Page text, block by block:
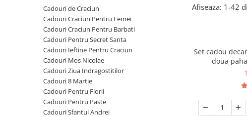
Cadouri Fete
Pentru Copilul din tine
Cadouri Haioase
Cadouri de Casa Noua
Cadouri Majorat
Cadouri pentru Nasi
Cadouri pentru Bunici
Cadouri pentru Prieteni
Cani si Termosuri
Jocuri si Puzzle
Produse pentru Calatorie
Seturi de caligrafie
Cadouri Sfantul Alexandru
Cadouri Sfanta Ana
Cadouri Constantin si Elena
Cadouri Sfanta Maria
Cadouri Sfintii Mihail si Gavriil
Cadouri de Craciun
Cadouri Craciun Pentru Femei
Cadouri Craciun Pentru Barbati
Cadouri Pentru Secret Santa
Cadouri Ieftine Pentru Craciun
Cadouri Mos Nicolae
Cadouri Ziua Indragostitilor
Cadouri 8 Martie
Cadouri Pentru Florii
Cadouri Pentru Paste
Cadouri Sfantul Andrei
Afiseaza: 1-42
Set cadou
doua